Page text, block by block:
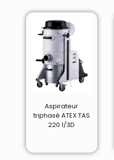
Aspirateur
triphasé ATEX TAS
220 1/3D